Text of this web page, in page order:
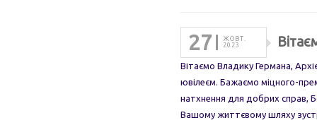
27
ЖОВТ.
2023
Вітаємо Владику Германа,
ювілеєм. Бажаємо міцного-
натхнення для добрих справ,
Вашому життєвому шляху